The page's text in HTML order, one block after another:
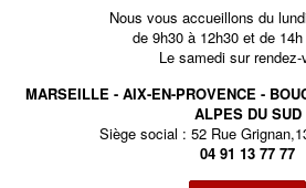
Nous vous accueillons du
de 9h30 à 12h30 et de
Le samedi sur rendez-
MARSEILLE - AIX-EN-PROVENCE -
ALPES DU SUD
Siège social : 52 Rue
04 91 13 77 77